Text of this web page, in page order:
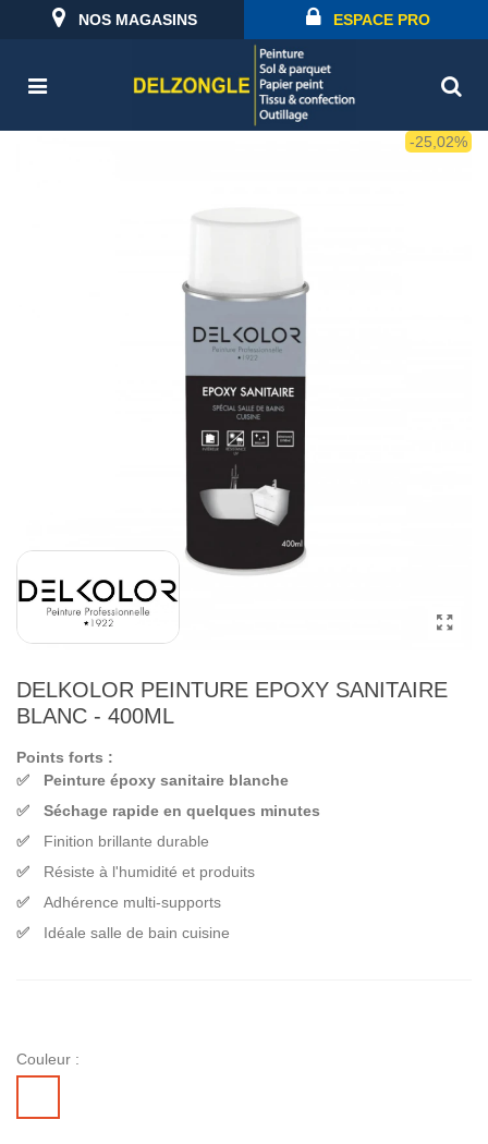
NOS MAGASINS ESPACE PRO
-25,02%
DELKOLOR PEINTURE EPOXY SANITAIRE
BLANC - 400ML
Points forts :
Peinture époxy sanitaire blanche
Séchage rapide en quelques minutes
Finition brillante durable
Résiste à l'humidité et produits
Adhérence multi-supports
Idéale salle de bain cuisine
Couleur :